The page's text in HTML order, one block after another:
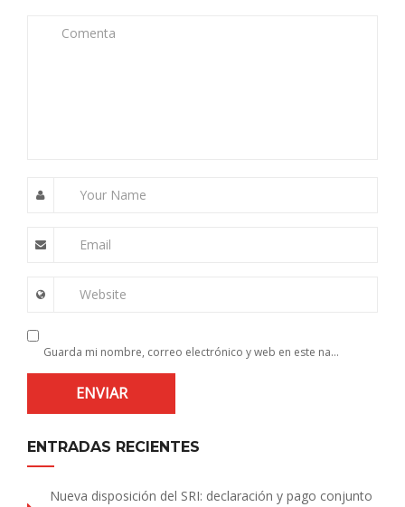
Comenta
Your Name
Email
Website
Guarda mi nombre, correo electrónico y web en este navegador para la próxima vez que comente.
ENTRADAS RECIENTES
Nueva disposición del SRI: declaración y pago conjunto